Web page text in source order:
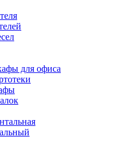
для офиса